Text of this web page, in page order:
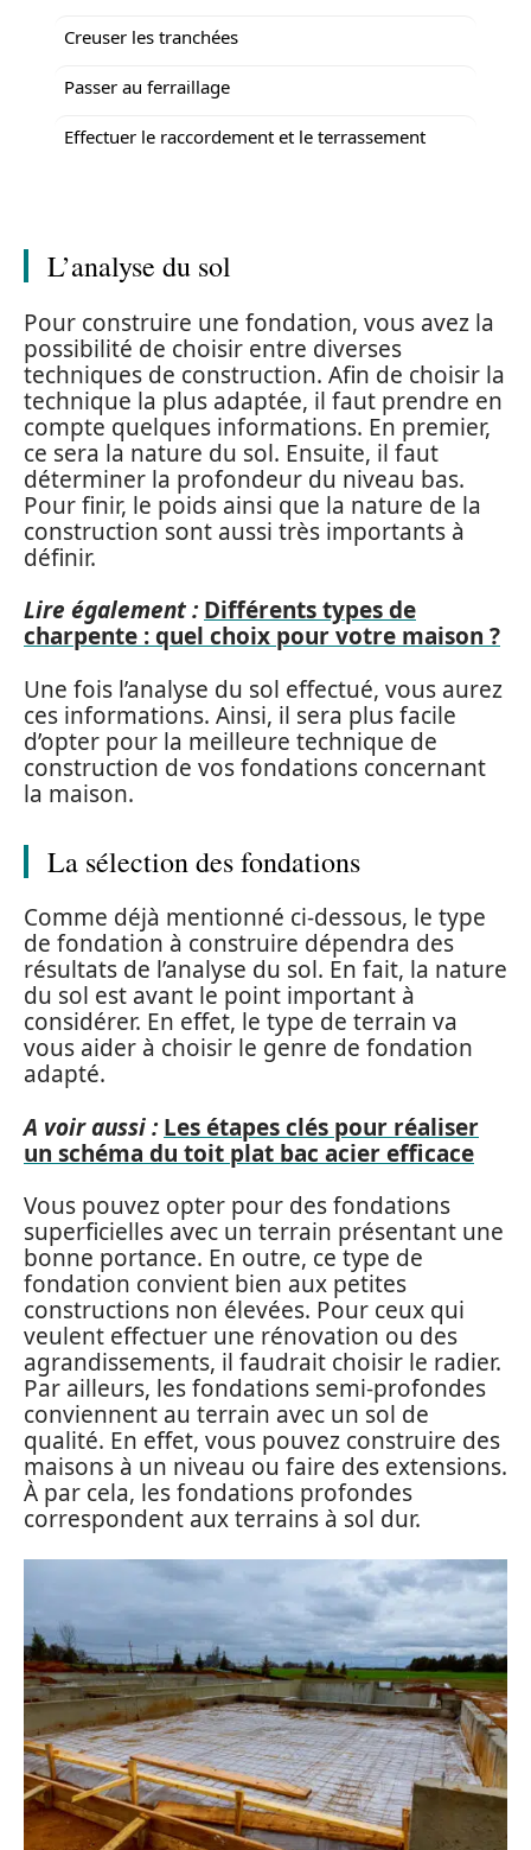
Creuser les tranchées
Passer au ferraillage
Effectuer le raccordement et le terrassement
L’analyse du sol
Pour construire une fondation, vous avez la
possibilité de choisir entre diverses
techniques de construction. Afin de choisir la
technique la plus adaptée, il faut prendre en
compte quelques informations. En premier,
ce sera la nature du sol. Ensuite, il faut
déterminer la profondeur du niveau bas.
Pour finir, le poids ainsi que la nature de la
construction sont aussi très importants à
définir.
Lire également : Différents types de
charpente : quel choix pour votre maison ?
Une fois l’analyse du sol effectué, vous aurez
ces informations. Ainsi, il sera plus facile
d’opter pour la meilleure technique de
construction de vos fondations concernant
la maison.
La sélection des fondations
Comme déjà mentionné ci-dessous, le type
de fondation à construire dépendra des
résultats de l’analyse du sol. En fait, la nature
du sol est avant le point important à
considérer. En effet, le type de terrain va
vous aider à choisir le genre de fondation
adapté.
A voir aussi : Les étapes clés pour réaliser
un schéma du toit plat bac acier efficace
Vous pouvez opter pour des fondations
superficielles avec un terrain présentant une
bonne portance. En outre, ce type de
fondation convient bien aux petites
constructions non élevées. Pour ceux qui
veulent effectuer une rénovation ou des
agrandissements, il faudrait choisir le radier.
Par ailleurs, les fondations semi-profondes
conviennent au terrain avec un sol de
qualité. En effet, vous pouvez construire des
maisons à un niveau ou faire des extensions.
À par cela, les fondations profondes
correspondent aux terrains à sol dur.